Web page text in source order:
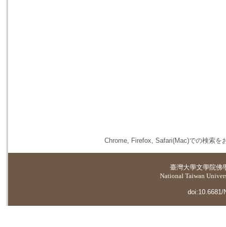
Chrome, Firefox, Safari(Mac)での検索を
臺灣大學文學院佛
National Taiwan
doi:10.6681/